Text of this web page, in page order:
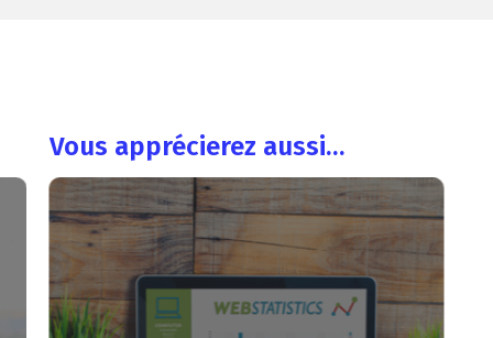
Vous apprécierez aussi…